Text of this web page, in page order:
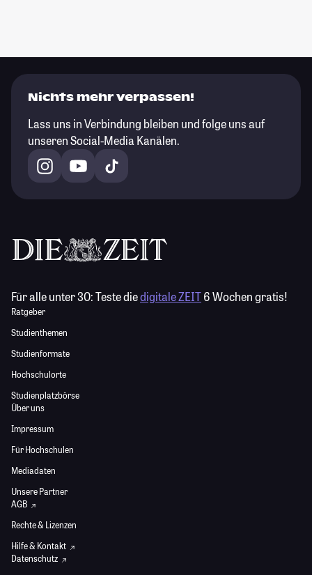
Nichts mehr verpassen!
Lass uns in Verbindung bleiben und folge uns auf
unseren Social-Media Kanälen.
Für alle unter 30:Teste diedigitale ZEIT6 Wochen gratis!
Ratgeber
Studienthemen
Studienformate
Hochschulorte
Studienplatzbörse
Über uns
Impressum
Für Hochschulen
Mediadaten
Unsere Partner
AGB
Rechte & Lizenzen
Hilfe & Kontakt
Datenschutz